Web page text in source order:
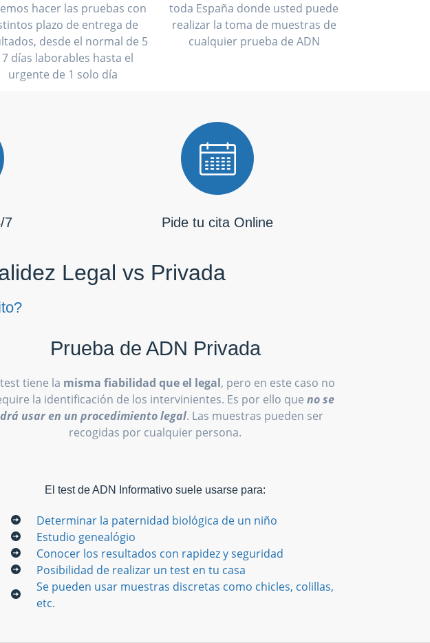
hacer las pruebas con
plazo de entrega de
desde el normal de 5
7 días laborables hasta el
urgente de 1 solo día
toda España donde usted puede
realizar la toma de muestras de
cualquier prueba de ADN
7 Pide tu cita Online
Legal vs Privada
Prueba de ADN Privada
tiene la misma fiabilidad que el legal, pero en este caso no
la identificación de los intervinientes. Es por ello que no se
usar en un procedimiento legal. Las muestras pueden ser
recogidas por cualquier persona.
El test de ADN Informativo suele usarse para:
Determinar la paternidad biológica de un niño
Estudio genealógio
Conocer los resultados con rapidez y seguridad
Posibilidad de realizar un test en tu casa
Se pueden usar muestras discretas como chicles, colillas,
etc.